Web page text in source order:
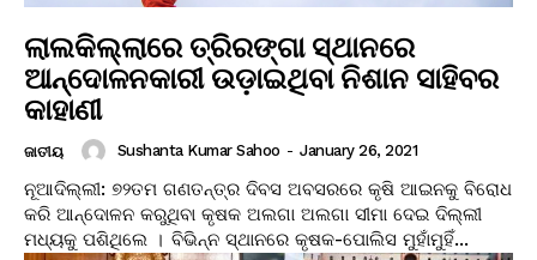
ଲାଲକିଲ୍ଲାରେ ତ୍ରିରଙ୍ଗା ସ୍ଥାନରେ
ଆନ୍ଦୋଳନକାରୀ ଉଡ଼ାଇଥିବା ନିଶାନ ସାହିବର
କାହାଣୀ
ଜାତୀୟ Sushanta Kumar Sahoo - January 26, 2021
ନୂଆଦିଲ୍ଲୀ: ୭୨ତମ ଗଣତନ୍ତ୍ର ଦିବସ ଅବସରରେ କୃଷି ଆଇନକୁ ବିରୋଧ
କରି ଆନ୍ଦୋଳନ କରୁଥିବା କୃଷକ ଅଲଗା ଅଲଗା ସୀମା ଦେଇ ଦିଲ୍ଲୀ
ମଧ୍ୟକୁ ପଶିଥିଲେ । ବିଭିନ୍ନ ସ୍ଥାନରେ କୃଷକ-ପୋଲିସ ମୁହାଁମୁହିଁ...